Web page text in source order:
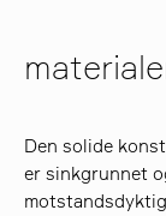
Den solide
er sinkgrunnet